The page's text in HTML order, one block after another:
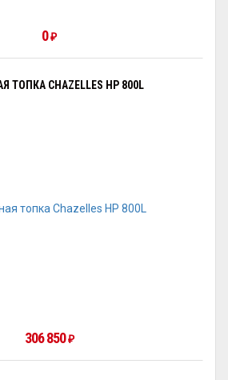
0₽
ТОПКА CHAZELLES HP 800L
306 850₽